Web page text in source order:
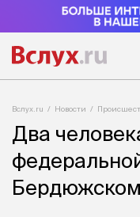
Вслух.ru Новости
Два